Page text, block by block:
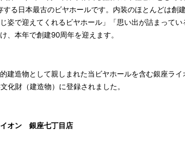
る日本最古のビヤホールです。内装のほとんどは創
姿で迎えてくれるビヤホール」「思い出が詰まって
、本年で創建90周年を迎えます。
建造物として親しまれた当ビヤホールを含む銀座ラ
化財（建造物）に登録されました。
イオン 銀座七丁目店